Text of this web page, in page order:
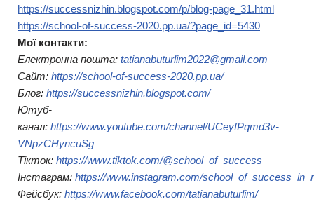
https://successnizhin.blogspot.com/p/blog-page_31.html
https://school-of-success-2020.pp.ua/?page_id=5430
Мої контакти:
Електронна пошта: tatianabuturlim2022@gmail.com
Сайт: https://school-of-success-2020.pp.ua/
Блог: https://successnizhin.blogspot.com/
Ютуб-
канал: https://www.youtube.com/channel/UCeyfPqmd3v-
VNpzCHyncuSg
Тікток: https://www.tiktok.com/@school_of_success_
Інстаграм: https://www.instagram.com/
Фейсбук: https://www.facebook.com/tatianabuturlim/